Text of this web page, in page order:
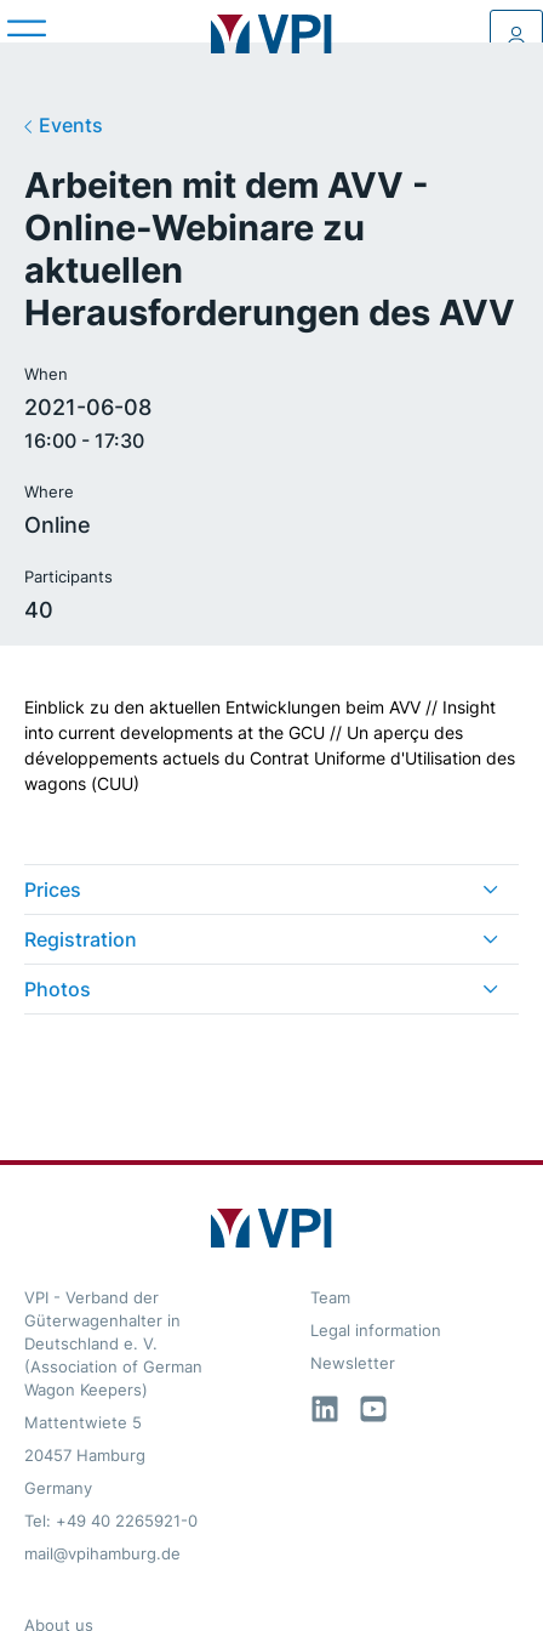
Events
Arbeiten mit dem AVV -
Online-Webinare zu
aktuellen
Herausforderungen des AVV
When
2021-06-08
16:00 - 17:30
Where
Online
Participants
40
Einblick zu den aktuellen Entwicklungen beim AVV // Insight
into current developments at the GCU // Un aperçu des
développements actuels du Contrat Uniforme d'Utilisation des
wagons (CUU)
Prices
Registration
Photos
VPI - Verband der
Güterwagenhalter in
Deutschland e. V.
(Association of German
Wagon Keepers)
Mattentwiete 5
20457 Hamburg
Germany
Tel: +49 40 2265921-0
mail@vpihamburg.de
Team
Legal information
Newsletter
LinkedInYouTube
About us